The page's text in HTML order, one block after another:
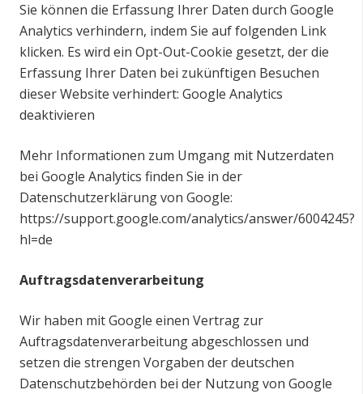
Sie können die Erfassung Ihrer Daten durch Google
Analytics verhindern, indem Sie auf folgenden Link
klicken. Es wird ein Opt-Out-Cookie gesetzt, der die
Erfassung Ihrer Daten bei zukünftigen Besuchen
dieser Website verhindert: Google Analytics
deaktivieren
Mehr Informationen zum Umgang mit Nutzerdaten
bei Google Analytics finden Sie in der
Datenschutzerklärung von Google:
https://support.google.com/analytics/answer/6004245?
hl=de
Auftragsdatenverarbeitung
Wir haben mit Google einen Vertrag zur
Auftragsdatenverarbeitung abgeschlossen und
setzen die strengen Vorgaben der deutschen
Datenschutzbehörden bei der Nutzung von Google